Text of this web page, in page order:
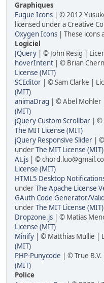
Graphiques
Fugue Icons | © 2012
licensed under a Creative
Oxygen Icons | These icons
Logiciel
JQuery | © John Resig |
hoverIntent | © Brian
License (MIT)
SCEditor | © Sam Clarke |
(MIT)
animaDrag | © Abel Mohler
(MIT)
jQuery Custom Scrollbar | ©
The MIT License (MIT)
jQuery Responsive Slider |
underThe MIT License (MIT)
At.js | ©
License (MIT)
HTML5 Desktop
underThe Apache License
GAuth Code Generator/
underThe MIT License (MIT)
Dropzone.js | © Matias
License (MIT)
Minify | © Matthias Mullie |
(MIT)
PHP-Punycode | © True
(MIT)
Police